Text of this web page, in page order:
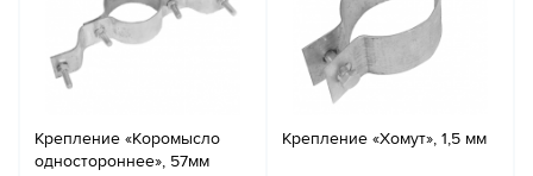
Крепление «Коромысло
одностороннее», 57мм
Крепление «Хомут», 1,5 мм